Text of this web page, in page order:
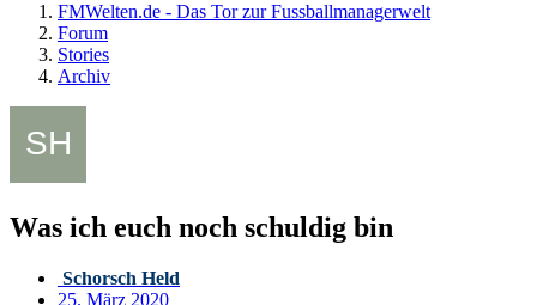
FMWelten.de - Das Tor zur Fussballmanagerwelt
Forum
Stories
Archiv
Was ich euch noch schuldig bin
Schorsch Held
25. März 2020